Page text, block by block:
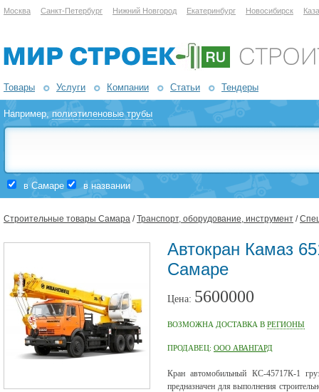
Москва Санкт-Петербург Нижний Новгород Екатеринбург Новосибирск
Товары Услуги Компании Статьи Тендеры
Например,полиэтиленовые трубы
в Самаре в названии
Строительные товары Самара /Транспорт, оборудование, инструмент /
Автокран Камаз
Самаре
Цена: 5600000
ВОЗМОЖНА ДОСТАВКА В РЕГИОНЫ
ПРОДАВЕЦ: ООО АВАНГАРД
Кран автомобильный КС-45717К-1
предназначен для выполнения